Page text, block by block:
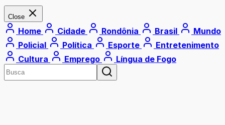
Close
Home Cidade Rondônia Brasil
Mundo
Policial
Política Esporte
Entretenimento
Cultura
Emprego Língua de Fogo